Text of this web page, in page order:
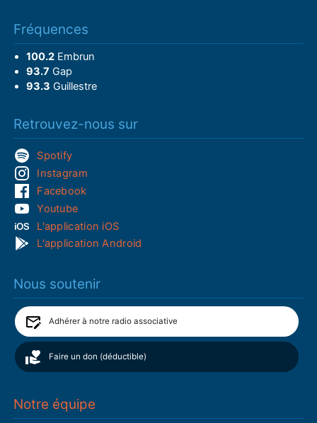
Fréquences
100.2Embrun
93.7 Gap
93.3 Guillestre
Retrouvez-nous sur
Spotify
Instagram
Facebook
Youtube
L'application iOS
L'application Android
Nous soutenir
Adhérer à notre radio associative
Faire un don (déductible)
Notre équipe